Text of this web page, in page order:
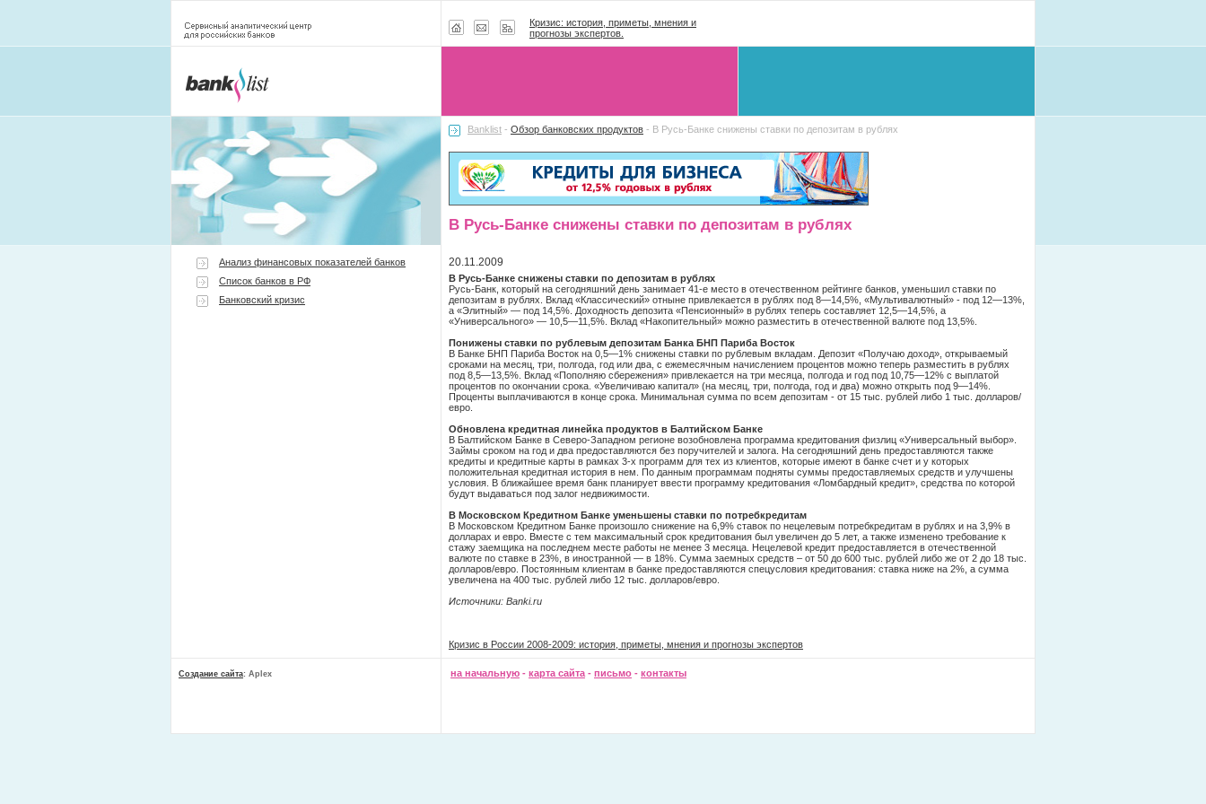
Кризис: история, приметы, мнения и
прогнозы экспертов.
Анализ финансовых показателей банков
Список банков в РФ
Банковский кризис
Banklist - Обзор банковских продуктов - В Русь-Банке снижены ставки по депозитам в рублях
В Русь-Банке снижены ставки по депозитам в рублях
20.11.2009
В Русь-Банке снижены ставки по депозитам в рублях
Русь-Банк, который на сегодняшний день занимает 41-е место в отечественном рейтинге банков, уменьшил ставки по
депозитам в рублях. Вклад «Классический» отныне привлекается в рублях под 8—14,5%, «Мультивалютный» - под 12—13%,
а «Элитный» — под 14,5%. Доходность депозита «Пенсионный» в рублях теперь составляет 12,5—14,5%, а
«Универсального» — 10,5—11,5%. Вклад «Накопительный» можно разместить в отечественной валюте под 13,5%.
Понижены ставки по рублевым депозитам Банка БНП Париба Восток
В Банке БНП Париба Восток на 0,5—1% снижены ставки по рублевым вкладам. Депозит «Получаю доход», открываемый
сроками на месяц, три, полгода, год или два, с ежемесячным начислением процентов можно теперь разместить в рублях
под 8,5—13,5%. Вклад «Пополняю сбережения» привлекается на три месяца, полгода и год под 10,75—12% с выплатой
процентов по окончании срока. «Увеличиваю капитал» (на месяц, три, полгода, год и два) можно открыть под 9—14%.
Проценты выплачиваются в конце срока. Минимальная сумма по всем депозитам - от 15 тыс. рублей либо 1 тыс. долларов/
евро.
Обновлена кредитная линейка продуктов в Балтийском Банке
В Балтийском Банке в Северо-Западном регионе возобновлена программа кредитования физлиц «Универсальный выбор».
Займы сроком на год и два предоставляются без поручителей и залога. На сегодняшний день предоставляются также
кредиты и кредитные карты в рамках 3-х программ для тех из клиентов, которые имеют в банке счет и у которых
положительная кредитная история в нем. По данным программам подняты суммы предоставляемых средств и улучшены
условия. В ближайшее время банк планирует ввести программу кредитования «Ломбардный кредит», средства по которой
будут выдаваться под залог недвижимости.
В Московском Кредитном Банке уменьшены ставки по потребкредитам
В Московском Кредитном Банке произошло снижение на 6,9% ставок по нецелевым потребкредитам в рублях и на 3,9% в
долларах и евро. Вместе с тем максимальный срок кредитования был увеличен до 5 лет, а также изменено требование к
стажу заемщика на последнем месте работы не менее 3 месяца. Нецелевой кредит предоставляется в отечественной
валюте по ставке в 23%, в иностранной — в 18%. Сумма заемных средств – от 50 до 600 тыс. рублей либо же от 2 до 18 тыс.
долларов/евро. Постоянным клиентам в банке предоставляются спецусловия кредитования: ставка ниже на 2%, а сумма
увеличена на 400 тыс. рублей либо 12 тыс. долларов/евро.
Источники: Banki.ru
Кризис в России 2008-2009: история, приметы, мнения и прогнозы экспертов
Создание сайта: Aplex на начальную - карта сайта - письмо - контакты